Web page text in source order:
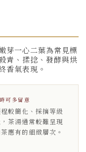
芽一心二葉為常見標
青、揉捻、發酵與烘
香氣表現。
可多留意
較簡化、採摘等級
茶湯通常較難呈現
應有的細緻層次。